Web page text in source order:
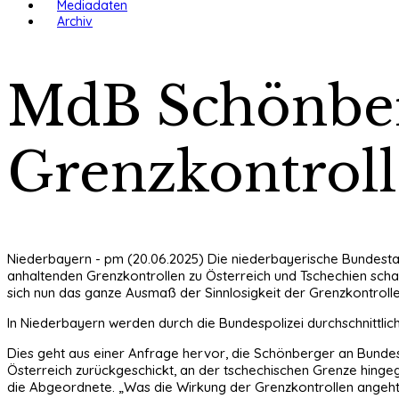
Mediadaten
Archiv
MdB
Niederbayern - pm (20.06.2025) Die niederbayerische
anhaltenden Grenzkontrollen zu Österreich und Tschechien
sich nun das ganze Ausmaß der Sinnlosigkeit der
In Niederbayern werden durch die Bundespolizei
Dies geht aus einer Anfrage hervor, die Schönberger an
Österreich zurückgeschickt, an der tschechischen Grenze
die Abgeordnete. „Was die Wirkung der Grenzkontrollen